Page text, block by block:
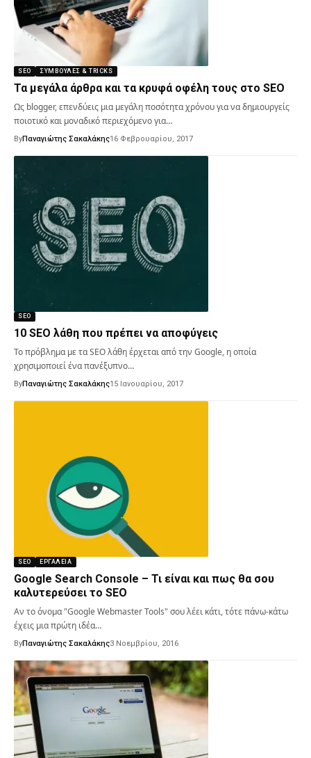
SEO ΣΥΜΒΟΥΛΈΣ & TRICKS
Τα μεγάλα άρθρα και τα κρυφά οφέλη τους στο SEO
Ως blogger, επενδύεις μια μεγάλη ποσότητα χρόνου για να δημιουργείς
ποιοτικό και μοναδικό περιεχόμενο για…
ByΠαναγιώτης Σακαλάκης16 Φεβρουαρίου, 2017
SEO
10 SEO λάθη που πρέπει να αποφύγεις
Το πρόβλημα με τα SEO λάθη έρχεται από την Google, η οποία
χρησιμοποιεί ένα πανέξυπνο…
ByΠαναγιώτης Σακαλάκης15 Ιανουαρίου, 2017
SEO ΕΡΓΑΛΕΊΑ
Google Search Console – Τι είναι και πως θα σου
καλυτερεύσει το SEO
Αν το όνομα "Google Webmaster Tools" σου λέει κάτι, τότε πάνω-κάτω
έχεις μια πρώτη ιδέα…
ByΠαναγιώτης Σακαλάκης3 Νοεμβρίου, 2016